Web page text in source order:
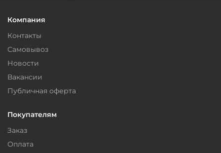
Компания
Контакты
Самовывоз
Новости
Вакансии
Публичная оферта
Покупателям
Заказ
Оплата